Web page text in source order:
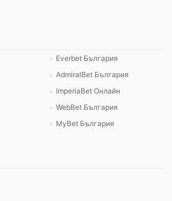
Everbet България
AdmiralBet България
ImperiaBet Онлайн
WebBet България
MyBet България